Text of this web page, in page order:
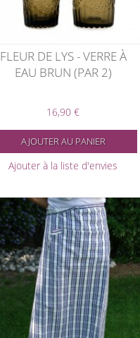
FLEUR DE LYS - VERRE À
EAU BRUN (PAR 2)
16,90 €
AJOUTER AU PANIER
Ajouter à la liste d'envies